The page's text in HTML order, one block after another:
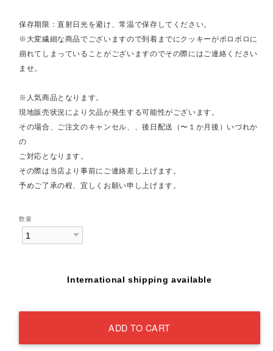
保存期限：直射日光を避け、常温で保存してください。
※大変繊細な商品でございますので到着までにクッキーがボロボロに
崩れてしまっていることがございますのでその際にはご連絡ください
ませ。
※人気商品となります。
現地販売状況により欠品が発生する可能性がございます。
その場合、ご注文のキャンセル、、後日配送（〜１か月後）いづれか
の
ご対応となります。
その際は当店より事前にご連絡差し上げます。
予めご了承の程、宜しくお願い申し上げます。
数量
International shipping available
ADD TO CART